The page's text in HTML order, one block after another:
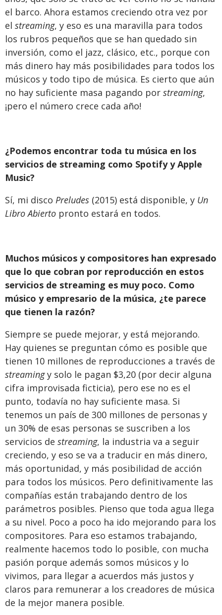
el barco. Ahora estamos creciendo otra vez por
el streaming, y eso es una maravilla para todos
los rubros pequeños que se han quedado sin
inversión, como el jazz, clásico, etc., porque con
más dinero hay más posibilidades para todos los
músicos y todo tipo de música. Es cierto que aún
no hay suficiente masa pagando por streaming,
¡pero el número crece cada año!
¿Podemos encontrar toda tu música en los
servicios de streaming como Spotify y Apple
Music?
Sí, mi disco Preludes (2015) está disponible, y Un
Libro Abierto pronto estará en todos.
Muchos músicos y compositores han expresado
que lo que cobran por reproducción en estos
servicios de streaming es muy poco. Como
músico y empresario de la música, ¿te parece
que tienen la razón?
Siempre se puede mejorar, y está mejorando.
Hay quienes se preguntan cómo es posible que
tienen 10 millones de reproducciones a través de
streamingy solo le pagan $3,20 (por decir alguna
cifra improvisada ficticia), pero ese no es el
punto, todavía no hay suficiente masa. Si
tenemos un país de 300 millones de personas y
un 30% de esas personas se suscriben a los
servicios de streaming, la industria va a seguir
creciendo, y eso se va a traducir en más dinero,
más oportunidad, y más posibilidad de acción
para todos los músicos. Pero definitivamente las
compañías están trabajando dentro de los
parámetros posibles. Pienso que toda agua llega
a su nivel. Poco a poco ha ido mejorando para los
compositores. Para eso estamos trabajando,
realmente hacemos todo lo posible, con mucha
pasión porque además somos músicos y lo
vivimos, para llegar a acuerdos más justos y
claros para remunerar a los creadores de música
de la mejor manera posible.